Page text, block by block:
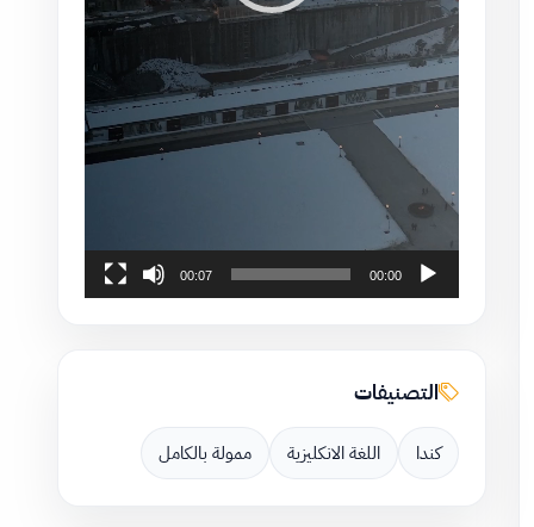
00:00
00:07
التصنيفات
كندا اللغة الانكليزية ممولة بالكامل